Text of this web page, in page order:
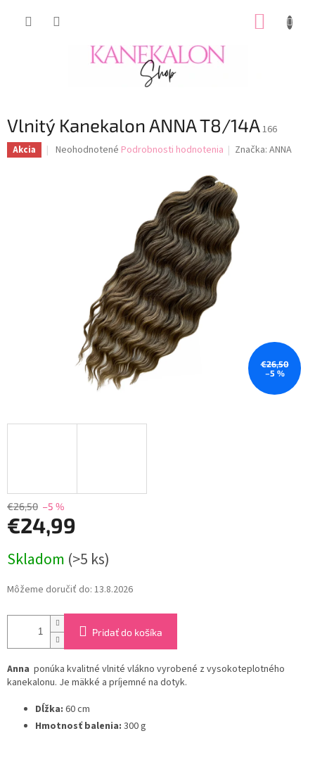
Vlnitý Kanekalon ANNA T8/14A166
Akcia
Priemerné
Neohodnotené Podrobnosti hodnotenia Značka:ANNA
€26,50
–5 %
€26,50 –5 %
€24,99
cena:
Skladom (>5 ks)
Môžeme doručiť do: 13.8.2026
Pridať do košíka
Anna ponúka kvalitné vlnité vlákno vyrobené z vysokoteplotného
kanekalonu. Je mäkké a príjemné na dotyk.
Dĺžka: 60 cm
Hmotnosť balenia: 300 g